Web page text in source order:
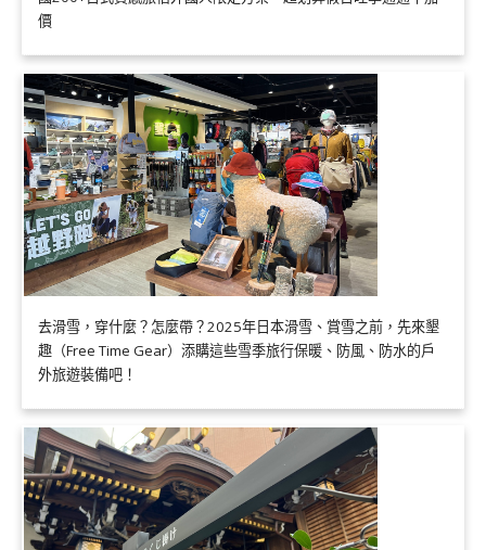
價
去滑雪，穿什麼？怎麼帶？2025年日本滑雪、賞雪之前，先來墾
趣（Free Time Gear）添購這些雪季旅行保暖、防風、防水的戶
外旅遊裝備吧！